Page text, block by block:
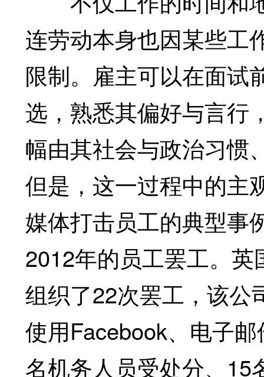
连劳动本身也因某些工
限制。雇主可以在面试
选，熟悉其偏好与言行
幅由其社会与政治习惯
但是，这一过程中的主
媒体打击员工的典型事
2012年的员工罢工。
组织了22次罢工，该公
使用Facebook、电子
名机务人员受处分、15